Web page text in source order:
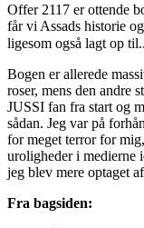
Offer 2117 er ottende
får vi Assads historie
ligesom også lagt op
Bogen er allerede
roser, mens den andre
JUSSI fan fra start og
sådan. Jeg var på
for meget terror for
uroligheder i medierne
jeg blev mere optaget
Fra bagsiden: